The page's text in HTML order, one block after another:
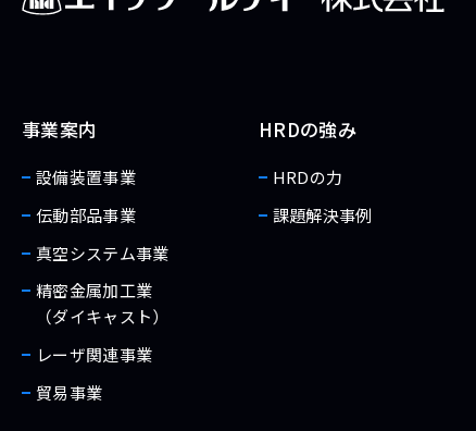
事業案内
設備装置事業
伝動部品事業
真空システム事業
精密金属加工業
（ダイキャスト）
レーザ関連事業
貿易事業
HRDの強み
HRDの力
課題解決事例